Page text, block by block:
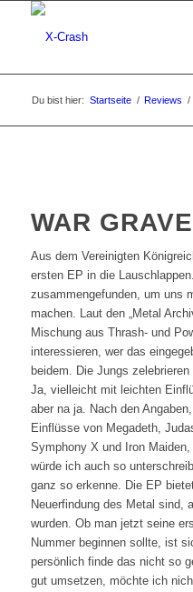
Du bist hier: Startseite / Reviews /
WAR
Aus dem Vereinigten
ersten EP in die
zusammengefunden, um uns
machen. Laut den „Metal
Mischung aus Thrash- und
interessieren, wer das
beidem. Die Jungs
Ja, vielleicht mit leichten
aber na ja. Nach den
Einflüsse von Megadeth,
Symphony X und Iron
würde ich auch so
ganz so erkenne. Die EP
Neuerfindung des Metal sind,
wurden. Ob man jetzt seine
Nummer beginnen sollte, ist
persönlich finde das nicht so
gut umsetzen, möchte ich